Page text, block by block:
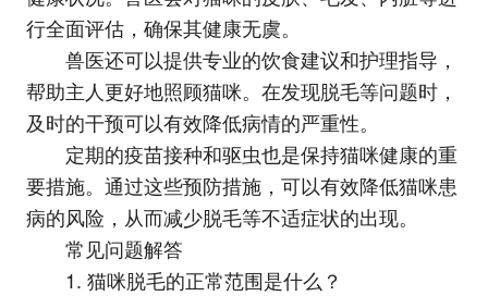
行全面评估，确保其健康无虞。
兽医还可以提供专业的饮食建议和护理指导，
帮助主人更好地照顾猫咪。在发现脱毛等问题时，
及时的干预可以有效降低病情的严重性。
定期的疫苗接种和驱虫也是保持猫咪健康的重
要措施。通过这些预防措施，可以有效降低猫咪患
病的风险，从而减少脱毛等不适症状的出现。
常见问题解答
1. 猫咪脱毛的正常范围是什么？